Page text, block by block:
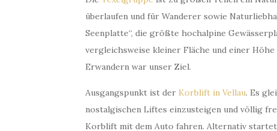
überlaufen und für Wanderer sowie
Seenplatte“, die größte hochalpine
vergleichsweise kleiner Fläche und einer Höhe
Erwandern war unser Ziel.
Ausgangspunkt ist der Korblift in Vellau. Es
nostalgischen Liftes einzusteigen und völlig
Korblift mit dem Auto fahren. Alternativ